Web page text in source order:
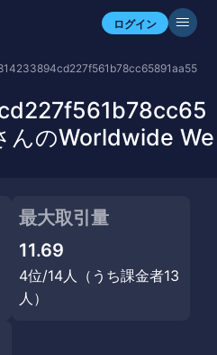
ログイン
自分のアセットを確認
んのWorldwide We
最大取引量
11.69
4位/14人（うち課金者13
人）